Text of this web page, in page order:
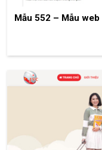
Mẫu 552 – Mẫu